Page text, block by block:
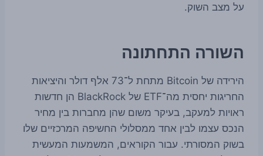
על מצב השוק.
השורה התחתונה
הירידה של Bitcoin מתחת ל־73 אלף דולר והיציאות
החריגות יחסית מה־ETF של BlackRock הן חדשות
ראויות למעקב, בעיקר משום שהן מחברות בין מחיר
הנכס עצמו לבין אחד ממסלולי החשיפה המרכזיים שלו
בשוק המסורתי. עבור הקוראים, המשמעות המעשית